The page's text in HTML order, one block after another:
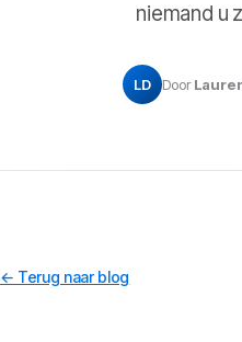
niemand u
LD Door
← Terug naar blog